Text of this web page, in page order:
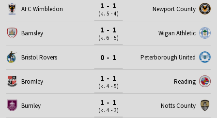
AFC Wimbledon 1 - 1
(k. 5 - 4)
Newport County
Barnsley 1 - 1
(k. 6 - 5)
Wigan Athletic
Bristol Rovers 0 - 1 Peterborough United
Bromley 1 - 1
(k. 4 - 5)
Reading
Burnley 1 - 1
(k. 4 - 3)
Notts County